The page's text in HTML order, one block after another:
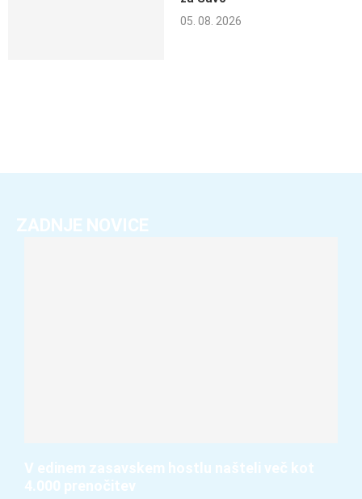
05. 08. 2026
ZADNJE NOVICE
V edinem zasavskem hostlu našteli več kot
4.000 prenočitev